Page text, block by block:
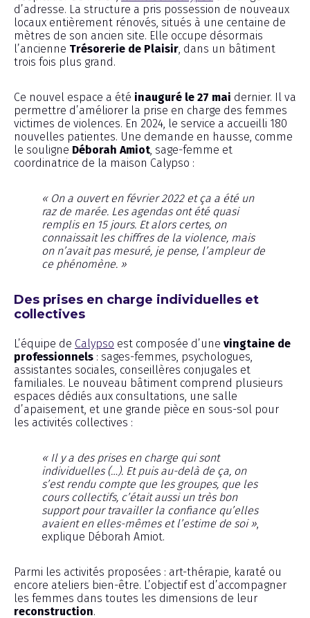
d’adresse. La structure a pris possession de nouveaux
locaux entièrement rénovés, situés à une centaine de
mètres de son ancien site. Elle occupe désormais
l’ancienne Trésorerie de Plaisir , dans un bâtiment
trois fois plus grand.
Ce nouvel espace a été inauguré le 27 mai dernier. Il va
permettre d’améliorer la prise en charge des femmes
victimes de violences. En 2024, le service a accueilli 180
nouvelles patientes. Une demande en hausse, comme
le souligne Déborah Amiot , sage-femme et
coordinatrice de la maison Calypso :
« On a ouvert en février 2022 et ça a été un
raz de marée. Les agendas ont été quasi
remplis en 15 jours. Et alors certes, on
connaissait les chiffres de la violence, mais
on n’avait pas mesuré, je pense, l’ampleur de
ce phénomène. »
Des prises en charge individuelles et
collectives
L’équipe de Calypso est composée d’une vingtaine de
professionnels : sages-femmes, psychologues,
assistantes sociales, conseillères conjugales et
familiales. Le nouveau bâtiment comprend plusieurs
espaces dédiés aux consultations, une salle
d’apaisement, et une grande pièce en sous-sol pour
les activités collectives :
« Il y a des prises en charge qui sont
individuelles (…). Et puis au-delà de ça, on
s’est rendu compte que les groupes, que les
cours collectifs, c’était aussi un très bon
support pour travailler la confiance qu’elles
avaient en elles-mêmes et l’estime de soi »
explique Déborah Amiot.
Parmi les activités proposées : art-thérapie, karaté ou
encore ateliers bien-être. L’objectif est d’accompagner
les femmes dans toutes les dimensions de leur
reconstruction.